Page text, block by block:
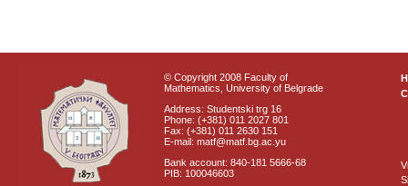
© Copyright 2008 Faculty of
Mathematics, University of Belgrade
Address: Studentski trg 16
Phone: (+381) 011 2027 801
Fax: (+381) 011 2630 151
E-mail: matf@matf.bg.ac.yu
Bank account: 840-181 5666-68
PIB: 100046603